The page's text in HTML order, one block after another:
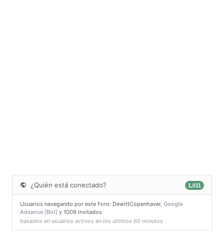
¿Quién está conectado? 1,011
Usuarios navegando por este Foro: DewittCopenhaver, Google
Adsense [Bot] y 1009 invitados
basados en usuarios activos en los últimos 60 minutos